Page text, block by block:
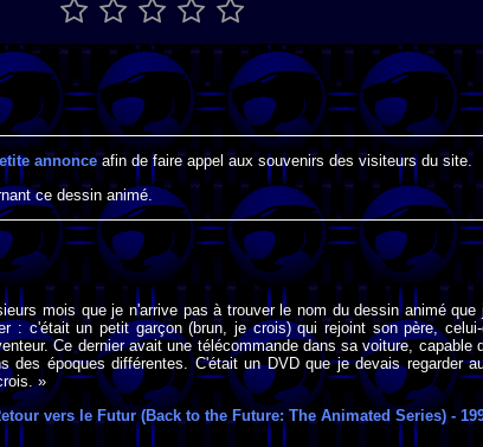
annonceafin de faire appel aux souvenirs des visiteurs du site.
ce dessin animé.
mois que je n'arrive pas à trouver le nom du dessin animé que
: c'était un petit garçon (brun, je crois) qui rejoint son père,
Ce dernier avait une télécommande dans sa voiture, capable
des époques différentes. C'était un DVD que je devais regarder
»
vers le Futur (Back to the Future: The Animated Series)-